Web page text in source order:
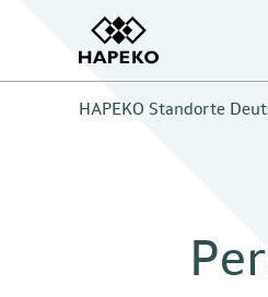
HAPEKO Standorte